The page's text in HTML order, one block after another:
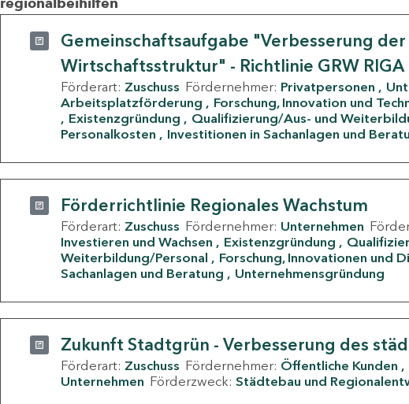
Gemeinschaftsaufgabe "Verbesserung
Wirtschaftsstruktur" - Richtlinie GRW RIGA
Förderart: Zuschuss Fördernehmer: Privatpersonen
Arbeitsplatzförderung
Forschung, Innovation und
Existenzgründung
Qualifizierung/Aus- und
Personalkosten
Investitionen in Sachanlagen und
Förderrichtlinie Regionales Wachstum
Förderart: Zuschuss Fördernehmer: Unternehmen
Investieren und Wachsen
Existenzgründung
Weiterbildung/Personal
Forschung, Innovationen und
Sachanlagen und Beratung
Unternehmensgründung
Zukunft Stadtgrün - Verbesserung des
Förderart: Zuschuss Fördernehmer: Öffentliche Kunden
Unternehmen Förderzweck: Städtebau und